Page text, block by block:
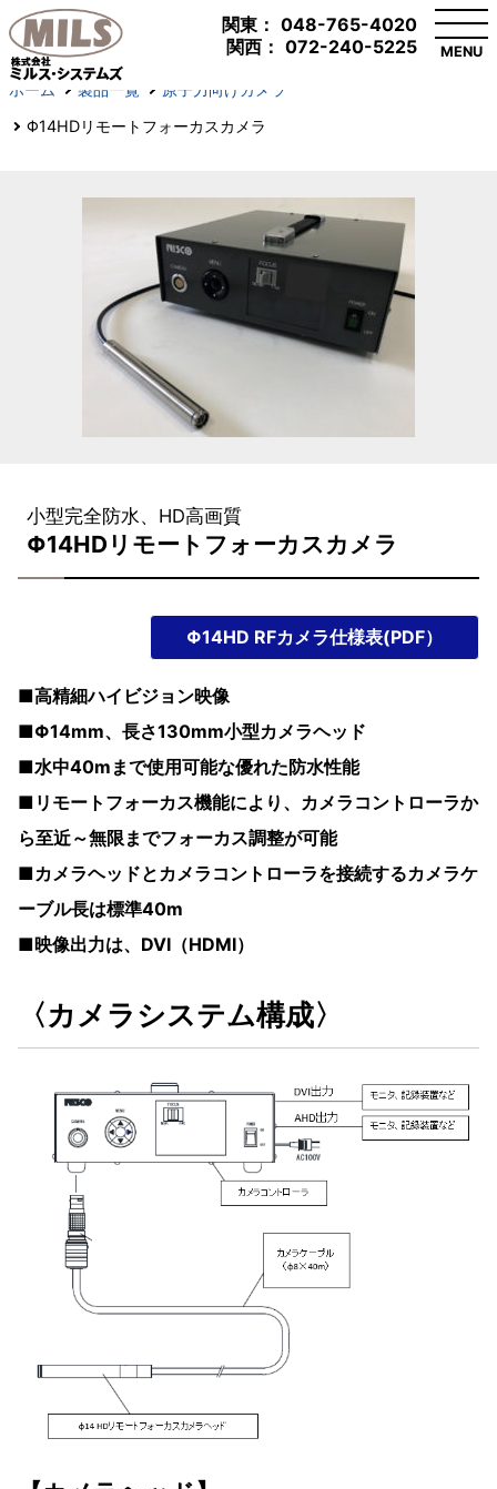
関東： 048-765-4020
関西： 072-240-5225 MENU
ホーム 製品一覧
原子力向けカメラ
Φ14HDリモートフォーカスカメラ
小型完全防水、HD高画質
Φ14HDリモートフォーカスカメラ
Φ14HD RFカメラ仕様表(PDF）
■高精細ハイビジョン映像
■Φ14mm、長さ130mm小型カメラヘッド
■水中40mまで使用可能な優れた防水性能
■リモートフォーカス機能により、カメラコントローラか
ら至近～無限までフォーカス調整が可能
■カメラヘッドとカメラコントローラを接続するカメラケ
ーブル長は標準40m
■映像出力は、DVI（HDMI）
〈カメラシステム構成〉